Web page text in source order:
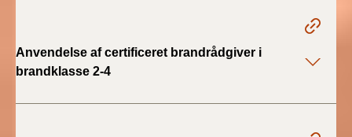
Anvendelse af certificeret brandrådgiver i
brandklasse 2-4